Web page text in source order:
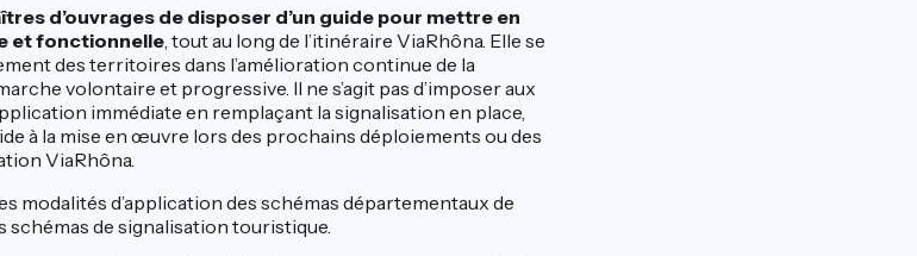
d’ouvrages de disposer d’un guide pour mettre en
et fonctionnelle, tout au long de l’itinéraire ViaRhôna. Elle se
des territoires dans l’amélioration continue de la
volontaire et progressive. Il ne s’agit pas d’imposer aux
immédiate en remplaçant la signalisation en place,
à la mise en œuvre lors des prochains déploiements ou des
ViaRhôna.
modalités d’application des schémas départementaux de
de signalisation touristique.